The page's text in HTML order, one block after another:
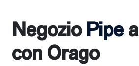
Negozio Pipe
con Orago